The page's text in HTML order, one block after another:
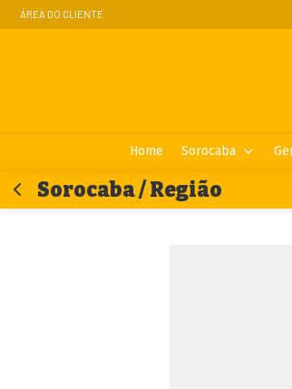
ÁREA DO CLIENTE
Home Sorocaba
Sorocaba / Região